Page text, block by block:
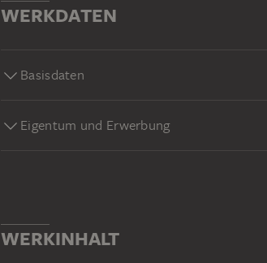
WERKDATEN
Basisdaten
Eigentum und Erwerbung
WERKINHALT